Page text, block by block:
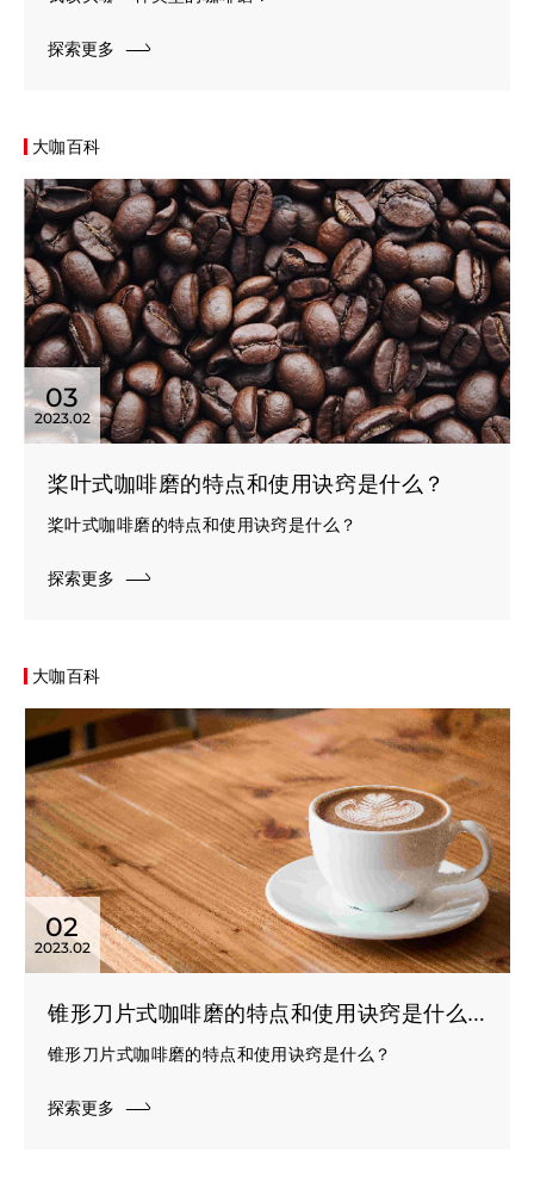
探索更多
大咖百科
03
2023.02
桨叶式咖啡磨的特点和使用诀窍是什么？
桨叶式咖啡磨的特点和使用诀窍是什么？
探索更多
大咖百科
02
2023.02
锥形刀片式咖啡磨的特点和使用诀窍是什么？
锥形刀片式咖啡磨的特点和使用诀窍是什么？
探索更多